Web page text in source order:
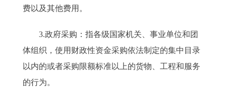
费以及其他费用。
3.政府采购：指各级国家机关、事业单位和团
体组织，使用财政性资金采购依法制定的集中目录
以内的或者采购限额标准以上的货物、工程和服务
的行为。